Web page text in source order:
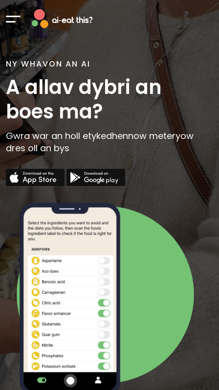
NY WHAVON AN AI
A allav dybri an
boes ma?
Gwra war an holl etykedhennow meteryow
dres oll an bys